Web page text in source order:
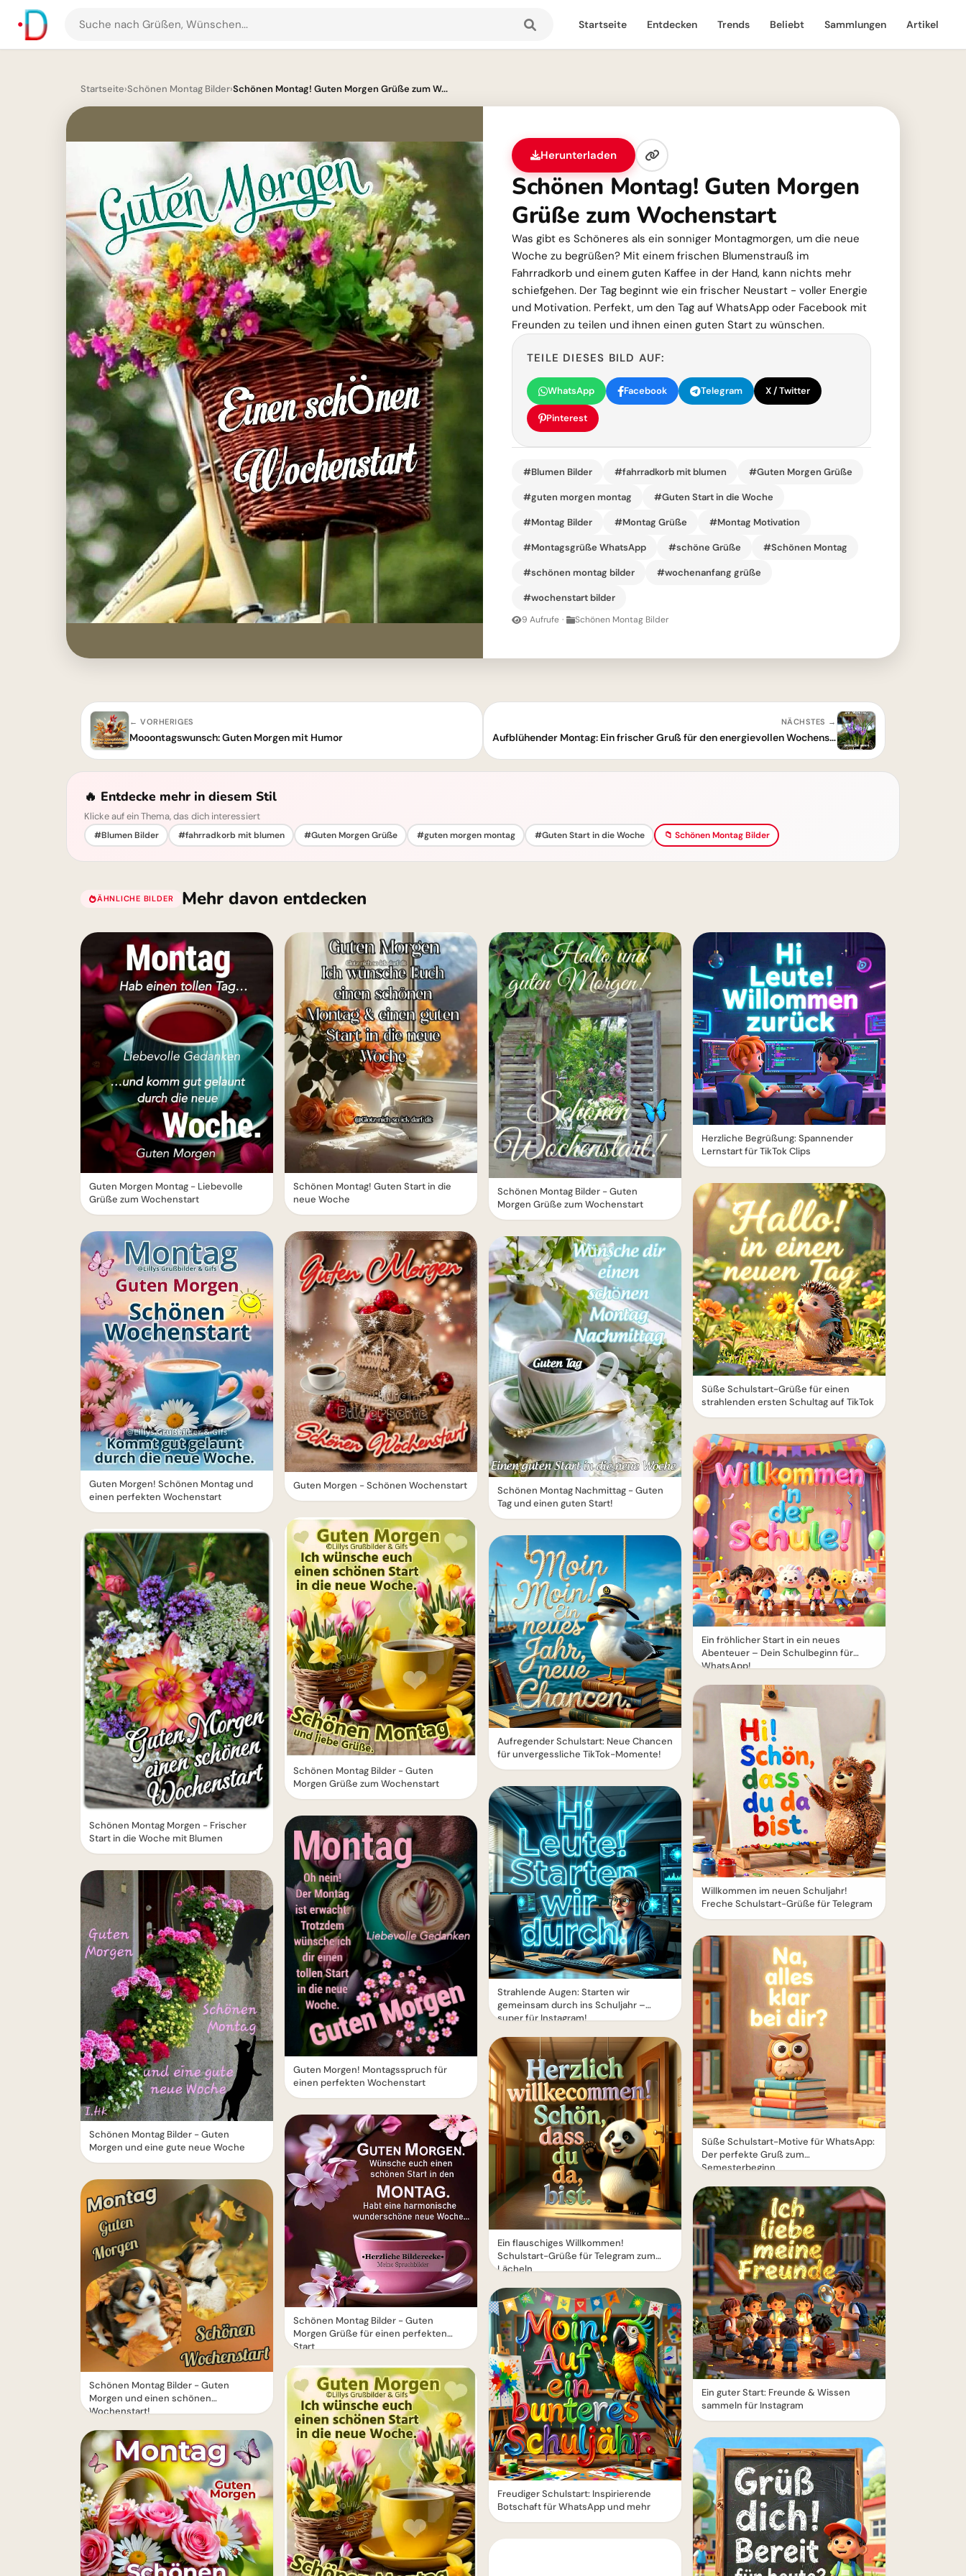
Suche
nach
und
Startseite Entdecken Trends Beliebt Sammlungen Artikel
Startseite›Schönen Montag Bilder›Schönen Montag! Guten Morgen Grüße zum W...
Herunterladen
Schönen Montag! Guten Morgen
Grüße zum Wochenstart
Was gibt es Schöneres als ein sonniger Montagmorgen, um die neue
Woche zu begrüßen? Mit einem frischen Blumenstrauß im
Fahrradkorb und einem guten Kaffee in der Hand, kann nichts mehr
schiefgehen. Der Tag beginnt wie ein frischer Neustart - voller Energie
und Motivation. Perfekt, um den Tag auf WhatsApp oder Facebook mit
Freunden zu teilen und ihnen einen guten Start zu wünschen.
TEILE DIESES BILD AUF:
WhatsApp Facebook Telegram X / Twitter
Pinterest
#Blumen Bilder #fahrradkorb mit blumen #Guten Morgen Grüße
#guten morgen montag #Guten Start in die Woche
#Montag Bilder #Montag Grüße #Montag Motivation
#Montagsgrüße WhatsApp #schöne Grüße #Schönen Montag
#schönen montag bilder #wochenanfang grüße
#wochenstart bilder
9 Aufrufe · Schönen Montag Bilder
← VORHERIGES
Mooontagswunsch: Guten Morgen mit Humor
NÄCHSTES →
Aufblühender Montag: Ein frischer Gruß für den energievollen Wochenstart
🔥 Entdecke mehr in diesem Stil
Klicke auf ein Thema, das dich interessiert
#Blumen Bilder #fahrradkorb mit blumen #Guten Morgen Grüße #guten morgen montag #Guten Start in die Woche 📁 Schönen Montag Bilder
ÄHNLICHE BILDER Mehr davon entdecken
Guten Morgen Montag - Liebevolle
Grüße zum Wochenstart
Guten Morgen! Schönen Montag und
einen perfekten Wochenstart
Schönen Montag Morgen - Frischer
Start in die Woche mit Blumen
Schönen Montag Bilder - Guten
Morgen und eine gute neue Woche
Schönen Montag Bilder - Guten
Morgen und einen schönen
Wochenstart!
Schönen Montag! Guten Start in die
neue Woche
Guten Morgen - Schönen Wochenstart
Schönen Montag Bilder - Guten
Morgen Grüße zum Wochenstart
Guten Morgen! Montagsspruch für
einen perfekten Wochenstart
Schönen Montag Bilder - Guten
Morgen Grüße für einen perfekten
Start
Schönen Montag Bilder - Guten
Morgen Grüße zum Wochenstart
Schönen Montag Nachmittag - Guten
Tag und einen guten Start!
Aufregender Schulstart: Neue Chancen
für unvergessliche TikTok-Momente!
Strahlende Augen: Starten wir
gemeinsam durch ins Schuljahr –
super für Instagram!
Ein flauschiges Willkommen!
Schulstart-Grüße für Telegram zum
Lächeln
Freudiger Schulstart: Inspirierende
Botschaft für WhatsApp und mehr
Herzliche Begrüßung: Spannender
Lernstart für TikTok Clips
Süße Schulstart-Grüße für einen
strahlenden ersten Schultag auf TikTok
Ein fröhlicher Start in ein neues
Abenteuer – Dein Schulbeginn für
WhatsApp!
Willkommen im neuen Schuljahr!
Freche Schulstart-Grüße für Telegram
Süße Schulstart-Motive für WhatsApp:
Der perfekte Gruß zum
Semesterbeginn
Ein guter Start: Freunde & Wissen
sammeln für Instagram